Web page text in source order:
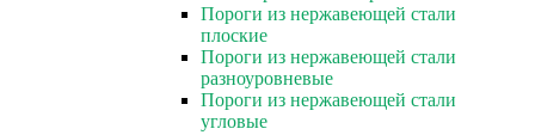
Пороги из нержавеющей стали
плоские
Пороги из нержавеющей стали
разноуровневые
Пороги из нержавеющей стали
угловые